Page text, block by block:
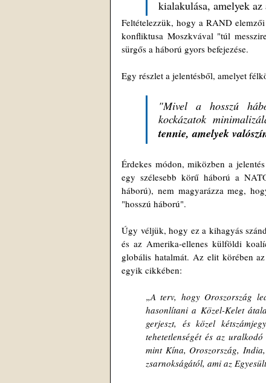
kialakulása, amelyek
Feltételezzük, hogy a RAND
konfliktusa Moszkvával "túl
sürgős a háború gyors befejezése.
Egy részlet a jelentésből, amelyet
"Mivel a hosszú
kockázatok
tennie, amelyek
Érdekes módon, miközben a
egy szélesebb körű háború a
háború), nem magyarázza meg,
"hosszú háború".
Úgy véljük, hogy ez a kihagyás
és az Amerika-ellenes külföldi
globális hatalmát. Az elit körében
egyik cikkében:
„A terv, hogy Oroszország
hasonlítani a Közel-Kelet
gerjeszt, és közel
tehetetlenségét és az
mint Kína, Oroszország,
zsarnokságától, ami az